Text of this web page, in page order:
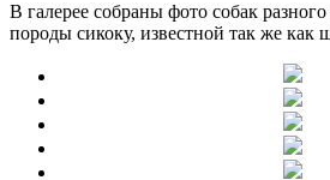
В галерее собраны фото собак разного
породы сикоку, известной так же как